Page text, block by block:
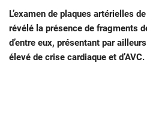
L’examen de plaques artérielles
révélé la présence de fragments
d’entre eux, présentant par
élevé de crise cardiaque et d’AVC.